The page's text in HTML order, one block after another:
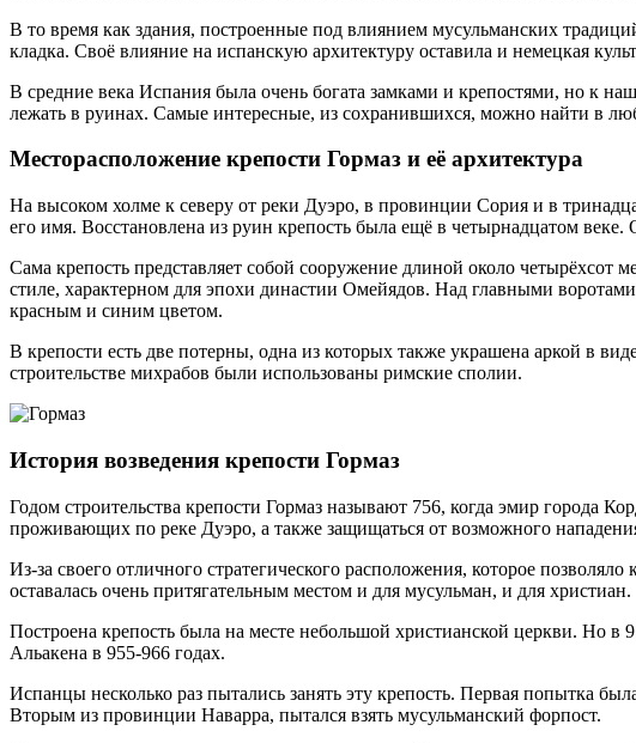
В то время как здания, построенные под влиянием мусульманских
кладка. Своё влияние на испанскую архитектуру оставила и немецкая
В средние века Испания была очень богата замками и крепостями, но к
лежать в руинах. Самые интересные, из сохранившихся, можно найти в
Месторасположение крепости Гормаз и её архитектура
На высоком холме к северу от реки Дуэро, в провинции Сория и в
его имя. Восстановлена из руин крепость была ещё в четырнадцатом
Сама крепость представляет собой сооружение длиной около
стиле, характерном для эпохи династии Омейядов. Над главными
красным и синим цветом.
В крепости есть две потерны, одна из которых также украшена аркой в
строительстве михрабов были использованы римские сполии.
История возведения крепости Гормаз
Годом строительства крепости Гормаз называют 756, когда эмир города
проживающих по реке Дуэро, а также защищаться от возможного
Из-за своего отличного стратегического расположения, которое
оставалась очень притягательным местом и для мусульман, и для христиан.
Построена крепость была на месте небольшой христианской церкви. Но в
Альакена в 955-966 годах.
Испанцы несколько раз пытались занять эту крепость. Первая попытка
Вторым из провинции Наварра, пытался взять мусульманский форпост.